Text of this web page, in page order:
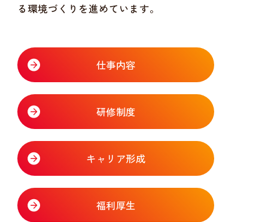
る環境づくりを進めています。
仕事内容
研修制度
キャリア形成
福利厚生